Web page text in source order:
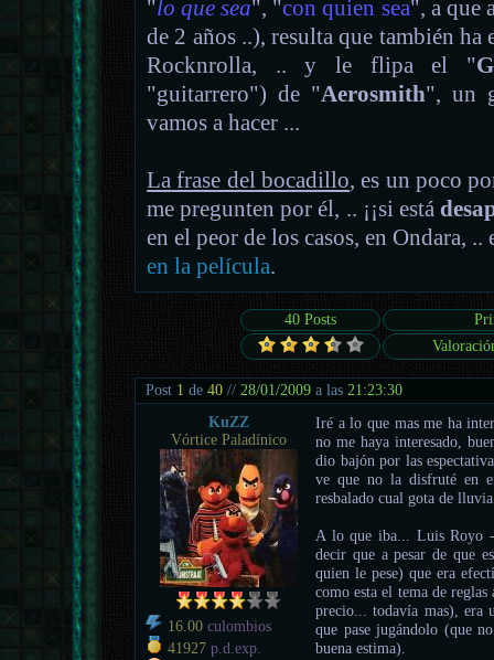
"lo que sea", "con quien sea", a que
de 2 años ..), resulta que también ha
Rocknrolla, .. y le flipa el "
"guitarrero") de "Aerosmith", un
vamos a hacer ...
La frase del bocadillo, es un poco
me pregunten por él, .. ¡¡si está
en el peor de los casos, en Ondara,
en la película.
40 Posts
Post 1 de40 // 28/01/2009 a las 21:23:30
KuZZ
Vórtice Paladínico
16.00 culombios
41927 p.d.exp.
Iré a lo que mas me ha
no me haya interesado,
dio bajón por las
ve que no la disfruté en
resbalado cual gota de
A lo que iba... Luis Royo
decir que a pesar de que
quien le pese) que era
como esta el tema de
precio... todavía mas), era
que pase jugándolo (que
buena estima).